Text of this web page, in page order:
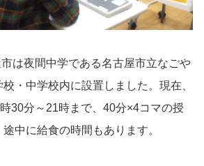
は夜間中学である名古屋市立なごや
・中学校内に設置しました。現在、
30分～21時まで、40分×4コマの授
中に給食の時間もあります。